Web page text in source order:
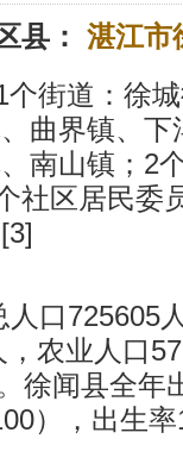
县： 湛江市
街道：徐
曲界镇、
南山镇；2
社区居民委
口725605
农业人口
徐闻县全年
），出生